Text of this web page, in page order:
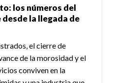
los números del
la llegada de
el cierre de
de la morosidad y el
conviven en la